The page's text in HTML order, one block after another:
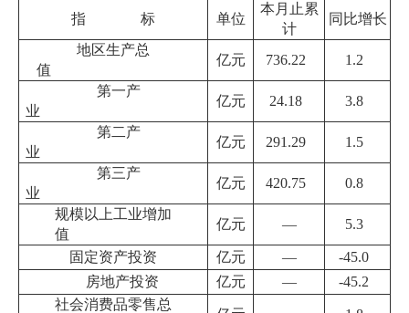
互动回应
数据专题
指 标 单位
本月止累
计
同比增长
地区生产总
值
亿元 736.22
1.2
第一产
业
亿元 24.18
3.8
第二产
业
亿元 291.29
1.5
第三产
业
亿元 420.75
0.8
规模以上工业增加
值
亿元 — 5.3
固定资产投资 亿元 —
-45.0
房地产投资
亿元 —
-45.2
社会消费品零售总